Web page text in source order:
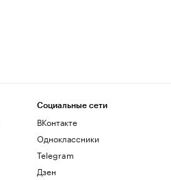
Социальные сети
ВКонтакте
Одноклассники
Telegram
Дзен